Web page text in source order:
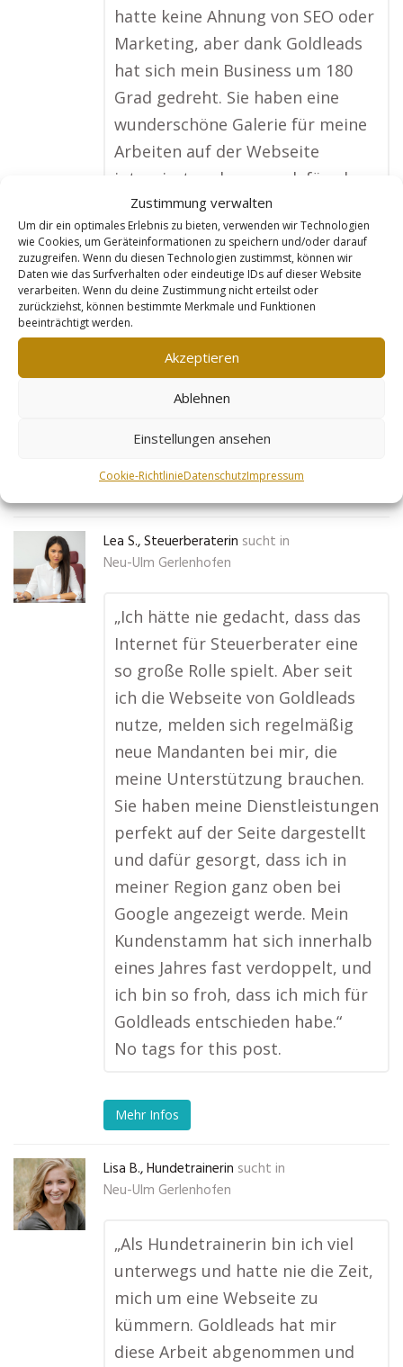
Zustimmung verwalten
Um dir ein optimales Erlebnis zu bieten, verwenden wir Technologien
wie Cookies, um Geräteinformationen zu speichern und/oder darauf
zuzugreifen. Wenn du diesen Technologien zustimmst, können wir
Daten wie das Surfverhalten oder eindeutige IDs auf dieser Website
verarbeiten. Wenn du deine Zustimmung nicht erteilst oder
zurückziehst, können bestimmte Merkmale und Funktionen
beeinträchtigt werden.
Akzeptieren
Ablehnen
Einstellungen ansehen
Cookie-RichtlinieDatenschutzImpressum
hatte keine Ahnung von SEO oder
Marketing, aber dank Goldleads
hat sich mein Business um 180
Grad gedreht. Sie haben eine
wunderschöne Galerie für meine
Arbeiten auf der Webseite
integriert und sorgen dafür, dass
ich bei Suchanfragen wie
‚Babyfotograf in meiner Stadt‘
super sichtbar bin. Die Anfragen
kommen jetzt fast von allein, und
ich bin regelmäßig ausgebucht.
Goldleads hat mich nicht nur
sichtbar gemacht, sondern auch
meine Einnahmen verdreifacht!“
Lea S., Steuerberaterin sucht in
Neu-Ulm Gerlenhofen
„Ich hätte nie gedacht, dass das
Internet für Steuerberater eine
so große Rolle spielt. Aber seit
ich die Webseite von Goldleads
nutze, melden sich regelmäßig
neue Mandanten bei mir, die
meine Unterstützung brauchen.
Sie haben meine Dienstleistungen
perfekt auf der Seite dargestellt
und dafür gesorgt, dass ich in
meiner Region ganz oben bei
Google angezeigt werde. Mein
Kundenstamm hat sich innerhalb
eines Jahres fast verdoppelt, und
ich bin so froh, dass ich mich für
Goldleads entschieden habe.“
No tags for this post.
Mehr Infos
Lisa B., Hundetrainerin sucht in
Neu-Ulm Gerlenhofen
„Als Hundetrainerin bin ich viel
unterwegs und hatte nie die Zeit,
mich um eine Webseite zu
kümmern. Goldleads hat mir
diese Arbeit abgenommen und